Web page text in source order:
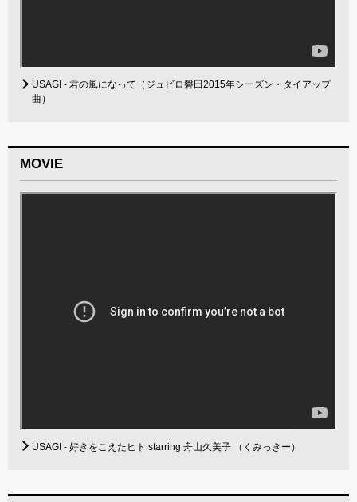
USAGI - 君の風になって（ジュビロ磐田2015年シーズン・タイアップ
曲）
MOVIE
USAGI - 好きをこえたヒト starring 舟山久美子 （くみっきー）